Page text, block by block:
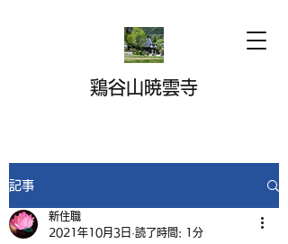
鶏谷山暁雲寺
記事
新住職
2021年10月3日 読了時間: 1分